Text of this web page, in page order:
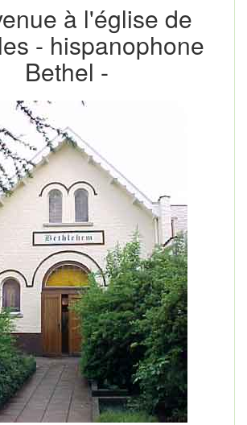
à l'église de
- hispanophone
Bethel -